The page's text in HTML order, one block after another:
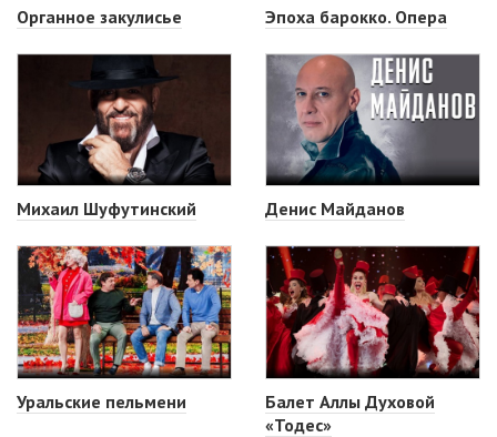
Органное закулисье Эпоха барокко. Опера
Михаил Шуфутинский Денис Майданов
Уральские пельмени
Балет Аллы Духовой
«Тодес»